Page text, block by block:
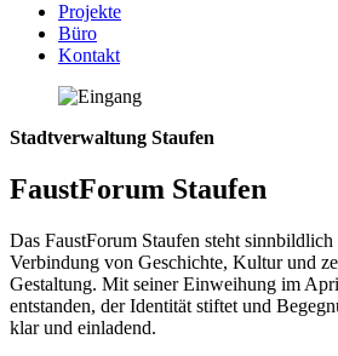
Projekte
Büro
Kontakt
Stadtverwaltung Staufen
FaustForum Staufen
Das FaustForum Staufen steht
Verbindung von Geschichte, Kultur und
Gestaltung. Mit seiner Einweihung im
entstanden, der Identität stiftet und
klar und einladend.